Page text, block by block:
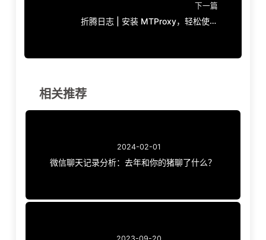
下一篇
折腾日志 | 安装 MTProxy，轻松使用
相关推荐
2024-02-01
微信聊天记录分析：去年和你的猪聊了什么？
2023-09-20